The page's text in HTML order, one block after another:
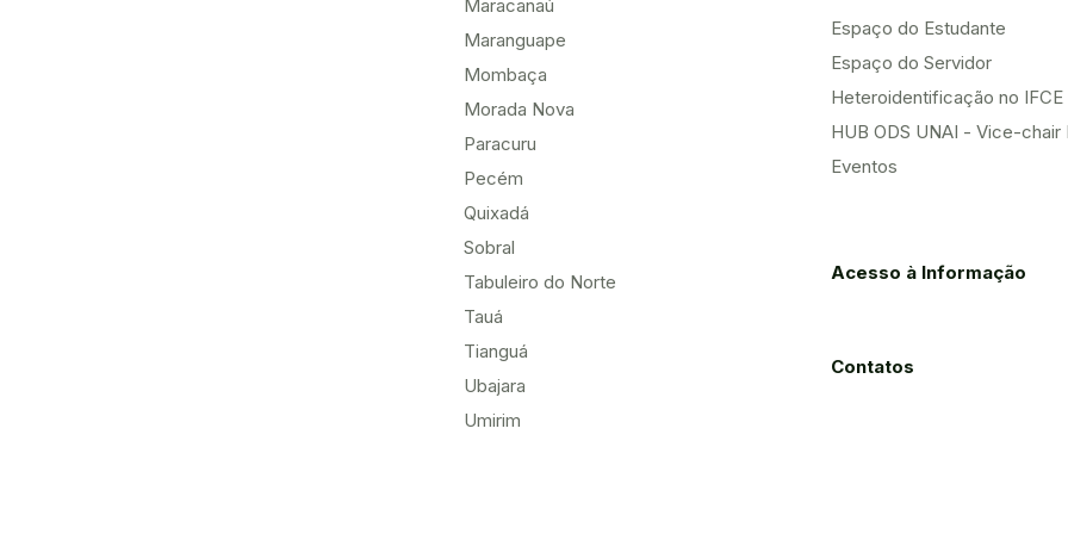
Maracanaú
Maranguape
Mombaça
Morada Nova
Paracuru
Pecém
Quixadá
Sobral
Tabuleiro do Norte
Tauá
Tianguá
Ubajara
Umirim
Espaço do Estudante
Espaço do Servidor
Heteroidentificação no IFCE
HUB ODS UNAI - Vice-chair
Eventos
Acesso à Informação
Contatos